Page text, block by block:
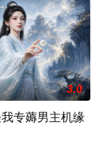
3.0
专薅男主机缘